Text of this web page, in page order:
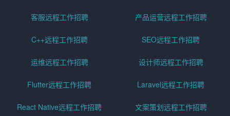
客服远程工作招聘 产品运营远程工作招聘
C++远程工作招聘 SEO远程工作招聘
运维远程工作招聘 设计师远程工作招聘
Flutter远程工作招聘 Laravel远程工作招聘
React Native远程工作招聘 文案策划远程工作招聘